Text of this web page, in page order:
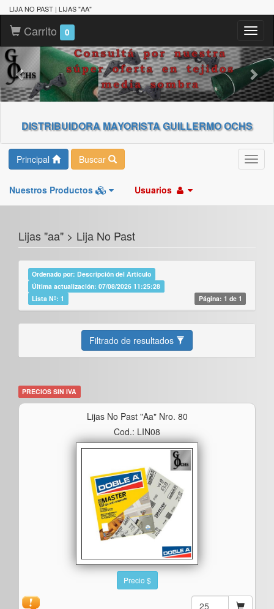
LIJA NO PAST | LIJAS "AA"
Carrito 0
DISTRIBUIDORA MAYORISTA GUILLERMO OCHS
Principal Buscar
Nuestros Productos Usuarios
Lijas "aa" > Lija No Past
Ordenado por: Descripción del Artículo
Última actualización: 07/08/2026 11:25:28
Lista Nº: 1
Página: 1 de 1
Filtrado de resultados
PRECIOS SIN IVA
Lijas No Past "aa" Nro. 80
Cod.: LIN08
Precio $